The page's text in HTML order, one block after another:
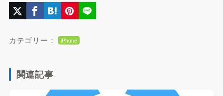
カテゴリー： iPhone
関連記事